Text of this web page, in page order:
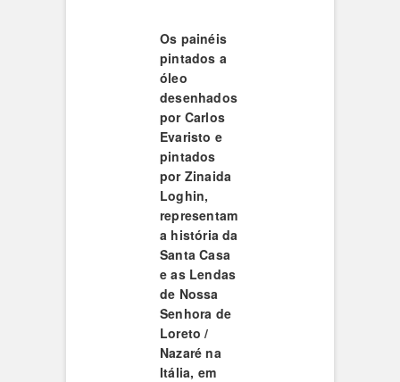
Os painéis
pintados a
óleo
desenhados
por Carlos
Evaristo e
pintados
por Zinaida
Loghin,
representam
a história da
Santa Casa
e as Lendas
de Nossa
Senhora de
Loreto /
Nazaré na
Itália, em